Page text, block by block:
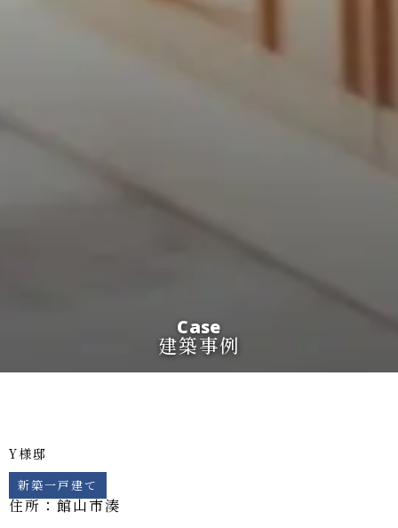
Case
建築事例
Y様邸
新築一戸建て
住所：館山市湊